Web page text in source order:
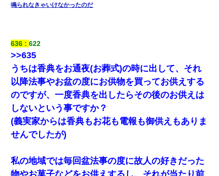
鳴られなきゃいけなかったのだ
636 622
>>635
うちは香典をお通夜(お葬式)の時に出して、それ
以降法事やお盆の度にお供物を買ってお供えする
のですが、一度香典を出したらその後のお供えは
しないという事ですか？
(義実家からは香典もお花も電報も御供えもありま
せんでしたが)
私の地域では毎回盆法事の度に故人の好きだった
物やお菓子などをお供えするし、それが当たり前